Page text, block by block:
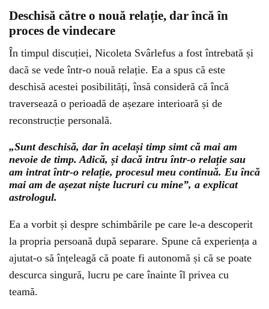
Deschisă către o nouă relație, dar încă în
proces de vindecare
În timpul discuției, Nicoleta Svârlefus a fost întrebată și
dacă se vede într-o nouă relație. Ea a spus că este
deschisă acestei posibilități, însă consideră că încă
traversează o perioadă de așezare interioară și de
reconstrucție personală.
„Sunt deschisă, dar în același timp simt că mai am
nevoie de timp. Adică, și dacă intru într-o relație sau
am intrat într-o relație, procesul meu continuă. Eu încă
mai am de așezat niște lucruri cu mine”, a explicat
astrologul.
Ea a vorbit și despre schimbările pe care le-a descoperit
la propria persoană după separare. Spune că experiența a
ajutat-o să înțeleagă că poate fi autonomă și că se poate
descurca singură, lucru pe care înainte îl privea cu
teamă.